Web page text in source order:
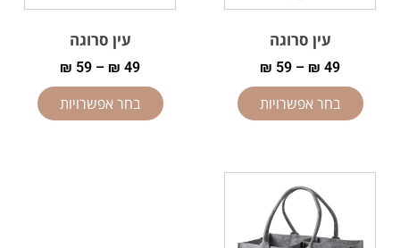
עין סרוגה
₪ 49
–
₪ 59
בחר אפשרויות
עין סרוגה
₪ 49
–
₪ 59
בחר אפשרויות